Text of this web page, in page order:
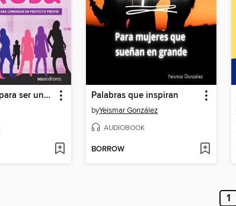
50 Consejos para ser una emprendedora exitosa Palabras que inspiran
byYeismar González
AUDIOBOOK
BORROW
1